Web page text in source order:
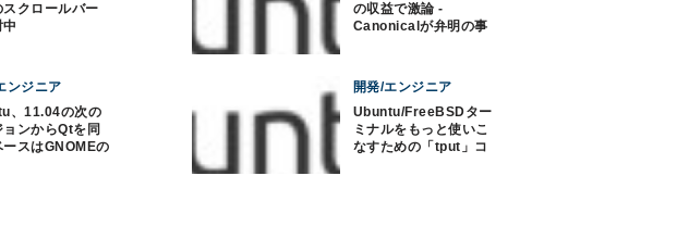
スクロールバー
中
の収益で激論 -
Canonicalが弁明の事
ンジニア
、11.04の次の
ョンからQtを同
ースはGNOMEの
開発/エンジニア
Ubuntu/FreeBSDター
ミナルをもっと使いこ
なすための「tput」コ